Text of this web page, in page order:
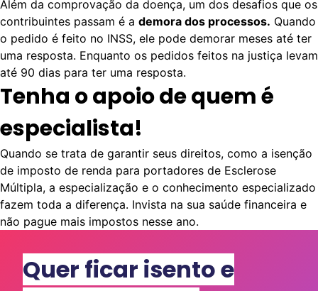
Além da comprovação da doença, um dos desafios que os
contribuintes passam é a demora dos processos. Quando
o pedido é feito no INSS, ele pode demorar meses até ter
uma resposta. Enquanto os pedidos feitos na justiça levam
até 90 dias para ter uma resposta.
Tenha o apoio de quem é
especialista!
Quando se trata de garantir seus direitos, como a isenção
de imposto de renda para portadores de Esclerose
Múltipla, a especialização e o conhecimento especializado
fazem toda a diferença. Invista na sua saúde financeira e
não pague mais impostos nesse ano.
Quer ficar isento e